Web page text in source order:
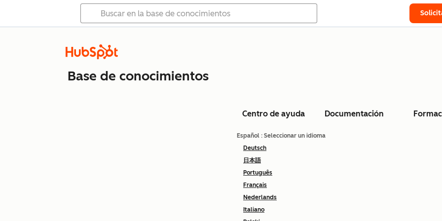
Base de conocimientos
Centro de ayuda Documentación
Español : Seleccionar un idioma
Deutsch
日本語
Português
Français
Nederlands
Italiano